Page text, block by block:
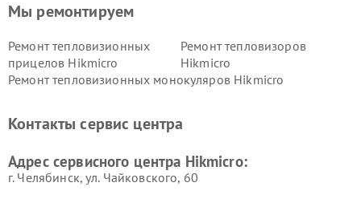
Мы ремонтируем
Ремонт тепловизионных
прицелов Hikmicro
Ремонт тепловизоров
Hikmicro
Ремонт тепловизионных монокуляров Hikmicro
Контакты сервис центра
Адрес сервисного центра Hikmicro:
г. Челябинск, ул. Чайковского, 60